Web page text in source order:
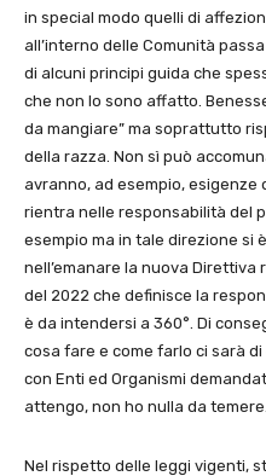
in special modo quelli di
all’interno delle Comunità
di alcuni principi guida che
che non lo sono affatto.
da mangiare” ma soprattutto
della razza. Non sì può
avranno, ad esempio,
rientra nelle responsabilità del
esempio ma in tale direzione si
nell’emanare la nuova Direttiva
del 2022 che definisce la
è da intendersi a 360°. Di
cosa fare e come farlo ci sarà
con Enti ed Organismi
attengo, non ho nulla da
Nel rispetto delle leggi vigenti,